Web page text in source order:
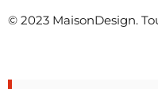
© 2023 MaisonDesign.